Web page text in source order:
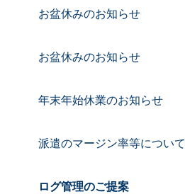
お盆休みのお知らせ
お盆休みのお知らせ
年末年始休業のお知らせ
派遣のマージン率等について
ログ管理のご提案